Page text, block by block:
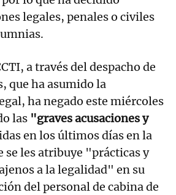
legales, penales o civiles
a través del despacho de
que ha asumido la
ha negado este miércoles
las "graves acusaciones y
en los últimos días en la
se les atribuye "prácticas y
a la legalidad" en su
del personal de cabina de